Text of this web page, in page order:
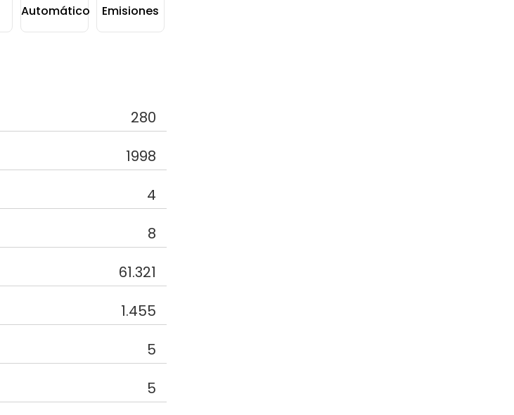
Automático Emisiones
280
1998
4
8
61.321
1.455
5
5